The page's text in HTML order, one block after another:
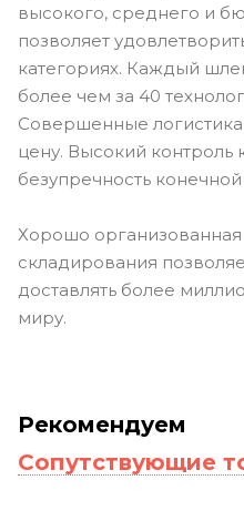
высокого, среднего и
позволяет
категориях. Каждый
более чем за 40
Совершенные
цену. Высокий контроль
безупречность
Хорошо организованная
складирования
доставлять более
миру.
Рекомендуем
Сопутствующие